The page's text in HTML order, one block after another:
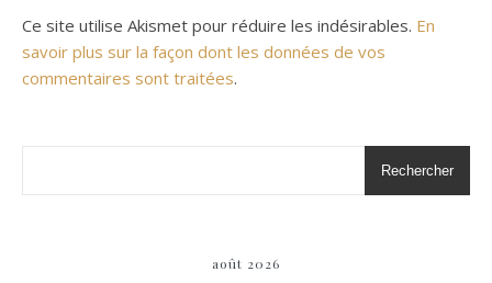
Ce site utilise Akismet pour réduire les indésirables. En
savoir plus sur la façon dont les données de vos
commentaires sont traitées.
Rechercher
août 2026